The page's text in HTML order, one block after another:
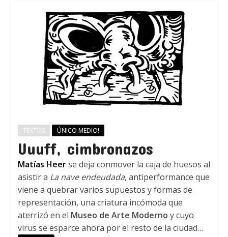
TEXTOS ÚNICO MEDIO!
Uuuff, cimbronazos
Matías Heerse deja conmover la caja de huesos al
asistir a La nave endeudada, antiperformance que
viene a quebrar varios supuestos y formas de
representación, una criatura incómoda que
aterrizó en el Museo de Arte Moderno y cuyo
virus se esparce ahora por el resto de la ciudad…